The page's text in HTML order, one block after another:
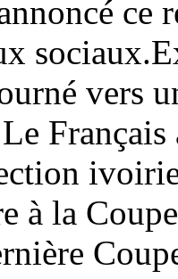
ce
vers
à la